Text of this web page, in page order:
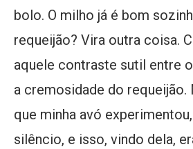
bolo. O milho já é bom
requeijão? Vira outra coisa.
aquele contraste sutil entre
a cremosidade do requeijão.
que minha avó
silêncio, e isso, vindo dela,